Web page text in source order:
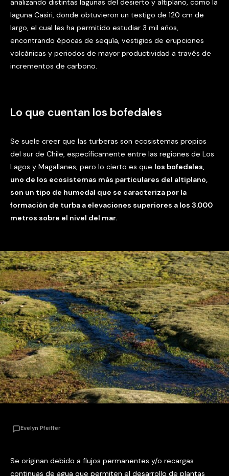
analizando distintas lagunas del desierto y altiplano, como la
laguna Casiri, donde obtuvieron un testigo de 120 cm de
largo, el cual les ha permitido estudiar 3 mil años,
encontrando épocas de sequía, vestigios de erupciones
volcánicas y periodos de mayor productividad a través de
incrementos de carbono.
Lo que cuentan los bofedales
Se suele creer que las turberas son ecosistemas propios
del sur de Chile, específicamente entre las regiones de Los
Lagos y Magallanes, pero lo cierto es que los bofedales,
uno de los ecosistemas más particulares del altiplano,
son un tipo de humedal que se caracteriza por la
formación de turba a elevaciones superiores a los 3.000
metros sobre el nivel del mar.
Evelyn Pfeiffer
Se originan debido a flujos permanentes y/o recargas
continuas de agua que permiten el desarrollo de plantas